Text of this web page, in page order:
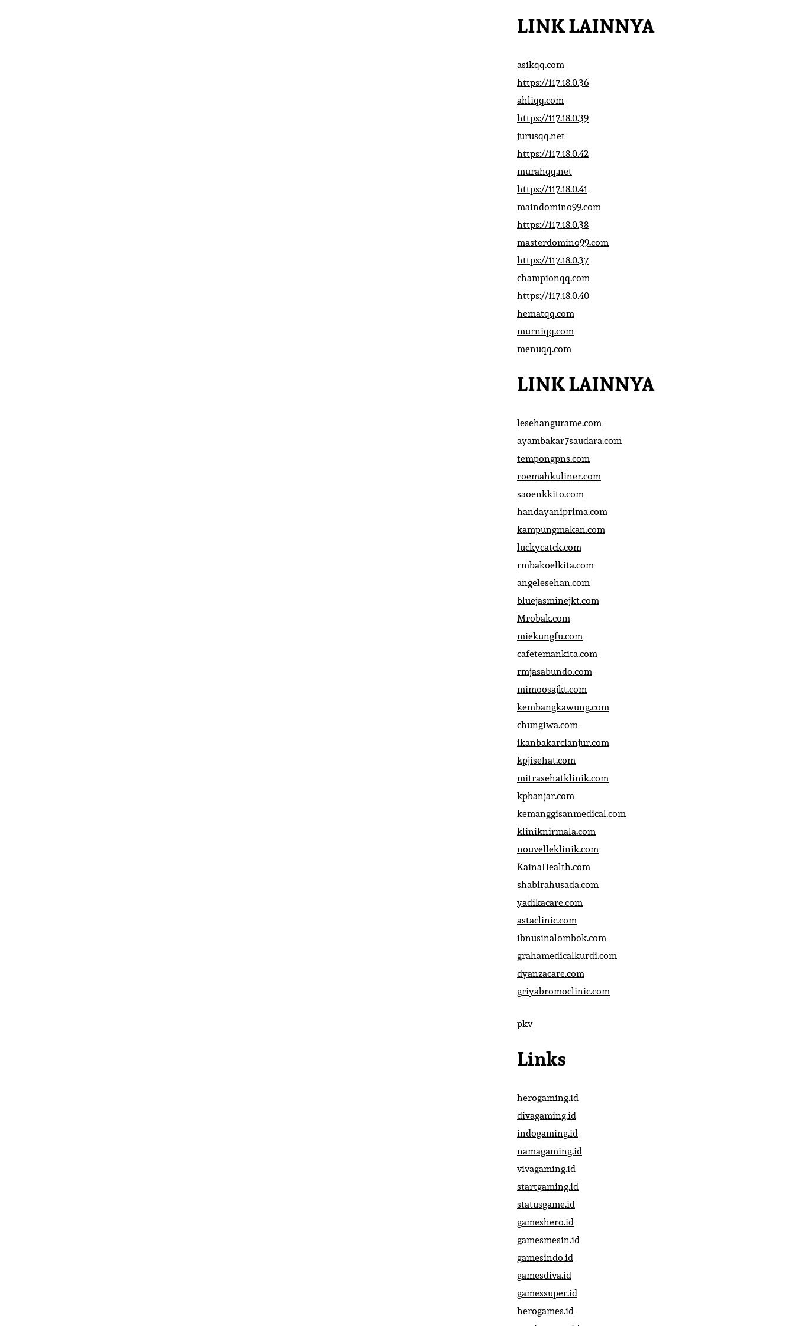
LINK LAINNYA
asikqq.com
https://117.18.0.36
ahliqq.com
https://117.18.0.39
jurusqq.net
https://117.18.0.42
murahqq.net
https://117.18.0.41
maindomino99.com
https://117.18.0.38
masterdomino99.com
https://117.18.0.37
championqq.com
https://117.18.0.40
hematqq.com
murniqq.com
menuqq.com
LINK LAINNYA
lesehangurame.com
ayambakar7saudara.com
tempongpns.com
roemahkuliner.com
saoenkkito.com
handayaniprima.com
kampungmakan.com
luckycatck.com
rmbakoelkita.com
angelesehan.com
bluejasminejkt.com
Mrobak.com
miekungfu.com
cafetemankita.com
rmjasabundo.com
mimoosajkt.com
kembangkawung.com
chungiwa.com
ikanbakarcianjur.com
kpjisehat.com
mitrasehatklinik.com
kpbanjar.com
kemanggisanmedical.com
kliniknirmala.com
nouvelleklinik.com
KainaHealth.com
shabirahusada.com
yadikacare.com
astaclinic.com
ibnusinalombok.com
grahamedicalkurdi.com
dyanzacare.com
griyabromoclinic.com
pkv
Links
herogaming.id
divagaming.id
indogaming.id
namagaming.id
vivagaming.id
startgaming.id
statusgame.id
gameshero.id
gamesmesin.id
gamesindo.id
gamesdiva.id
gamessuper.id
herogames.id